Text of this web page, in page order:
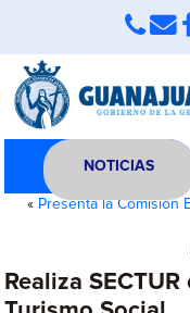
NOTICIAS
« Presenta la Comisión
Realiza